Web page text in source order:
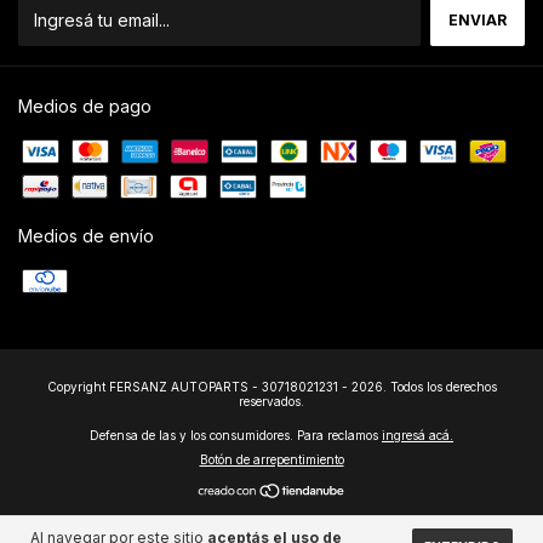
Al navegar por este sitio aceptás el uso de
Medios de pago
Medios de envío
Copyright FERSANZ AUTOPARTS - 30718021231 - 2026. Todos los derechos
reservados.
Defensa de las y los consumidores. Para reclamos ingresá acá.
Botón de arrepentimiento